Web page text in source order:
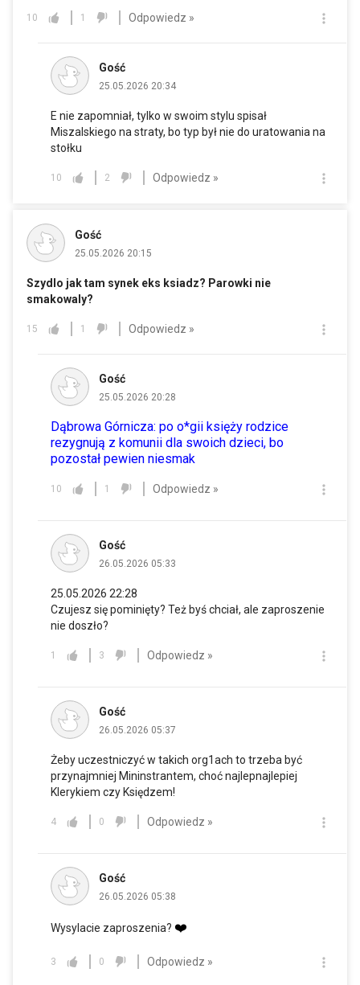
10 1 Odpowiedz »
Gość
25.05.2026 20:34
E nie zapomniał, tylko w swoim stylu spisał
Miszalskiego na straty, bo typ był nie do uratowania na
stołku
10 2 Odpowiedz »
Gość
25.05.2026 20:15
Szydlo jak tam synek eks ksiadz? Parowki nie
smakowaly?
15 1 Odpowiedz »
Gość
25.05.2026 20:28
Dąbrowa Górnicza: po o*gii księży rodzice
rezygnują z komunii dla swoich dzieci, bo
pozostał pewien niesmak
10 1 Odpowiedz »
Gość
26.05.2026 05:33
25.05.2026 22:28
Czujesz się pominięty? Też byś chciał, ale zaproszenie
nie doszło?
1 3 Odpowiedz »
Gość
26.05.2026 05:37
Żeby uczestniczyć w takich org1ach to trzeba być
przynajmniej Mininstrantem, choć najlepnajlepiej
Klerykiem czy Księdzem!
4 0 Odpowiedz »
Gość
26.05.2026 05:38
Wysylacie zaproszenia? ❤️
3 0 Odpowiedz »